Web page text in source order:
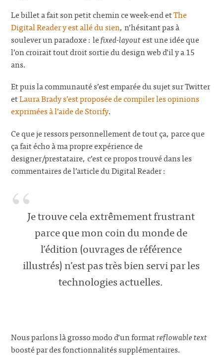
Le billet a fait son petit chemin ce week-end etThe
Digital Reader y est allé du sien, n’hésitant pas à
soulever un paradoxe : lefixed-layoutest une idée que
l’on croirait tout droit sortie du design web d’il y a 15
ans.
Et puis la communauté s’est emparée du sujet sur Twitter
etLaura Brady s’est proposée de compiler les opinions
exprimées à l’aide de Storify.
Ce que je ressors personnellement de tout ça, parce que
ça fait écho à ma propre expérience de
designer/prestataire, c’est ce propos trouvé dans les
commentaires de l’article du Digital Reader :
Je trouve cela extrêmement frustrant
parce que mon coin du monde de
l’édition (ouvrages de référence
illustrés) n’est pas très bien servi par les
technologies actuelles.
Nous parlons là grosso modo d’un formatreflowable text
boosté par des fonctionnalités supplémentaires.